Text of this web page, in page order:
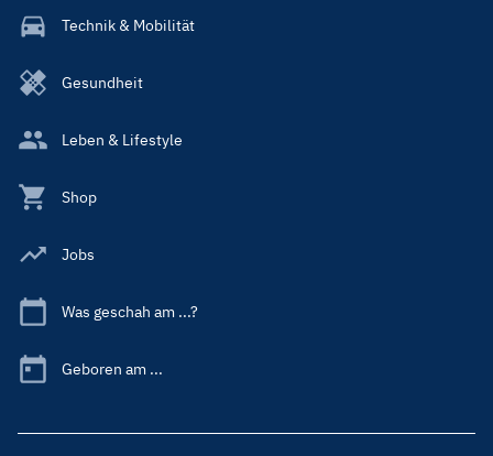
Technik & Mobilität
Gesundheit
Leben & Lifestyle
Shop
Jobs
Was geschah am ...?
Geboren am ...